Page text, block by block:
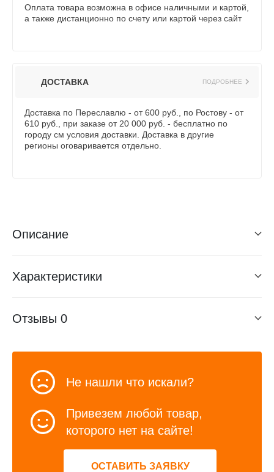
Оплата товара возможна в офисе наличными и картой,
а также дистанционно по счету или картой через сайт
ДОСТАВКА ПОДРОБНЕЕ
Доставка по Переславлю - от 600 руб., по Ростову - от
610 руб., при заказе от 20 000 руб. - бесплатно по
городу см условия доставки. Доставка в другие
регионы оговаривается отдельно.
Описание
Характеристики
Отзывы 0
Не нашли что искали?
Привезем любой товар,
которого нет на сайте!
ОСТАВИТЬ ЗАЯВКУ